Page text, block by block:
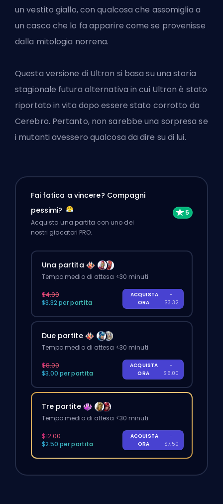
un vestito giallo, con qualcosa che assomiglia a
un casco che lo fa apparire come se provenisse
dalla mitologia norrena.
Questa versione di Ultron si basa su una storia
stagionale futura alternativa in cui Ultron è stato
riportato in vita dopo essere stato corrotto da
Cerebro. Pertanto, non sarebbe una sorpresa se
i mutanti avessero qualcosa da dire su di lui.
Fai fatica a vincere? Compagni
pessimi?
Acquista una partita con uno dei
nostri giocatori PRO.
Una partita
Tempo medio di attesa <30 minuti
$4.00
$3.32 per partita
ACQUISTA
ORA
-
$3.32
Due partite
Tempo medio di attesa <30 minuti
$8.00
$3.00 per partita
ACQUISTA
ORA
-
$6.00
Tre partite
Tempo medio di attesa <30 minuti
$12.00
$2.50 per partita
ACQUISTA
ORA
-
$7.50